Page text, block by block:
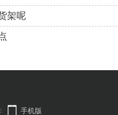
架呢
手机版